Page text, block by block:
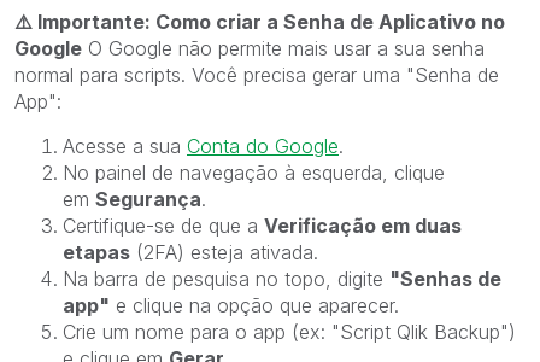
⚠️ Importante: Como criar a Senha de Aplicativo no
Google O Google não permite mais usar a sua senha
normal para scripts. Você precisa gerar uma "Senha de
App":
Acesse a sua Conta do Google.
No painel de navegação à esquerda, clique
em Segurança.
Certifique-se de que a Verificação em duas
etapas (2FA) esteja ativada.
Na barra de pesquisa no topo, digite "Senhas de
app" e clique na opção que aparecer.
Crie um nome para o app (ex: "Script Qlik Backup")